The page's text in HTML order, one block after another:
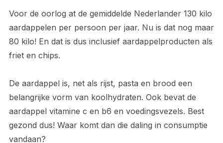
Voor de oorlog at de gemiddelde Nederlander 130 kilo
aardappelen per persoon per jaar. Nu is dat nog maar
80 kilo! En dat is dus inclusief aardappelproducten als
friet en chips.
De aardappel is, net als rijst, pasta en brood een
belangrijke vorm van koolhydraten. Ook bevat de
aardappel vitamine c en b6 en voedingsvezels. Best
gezond dus! Waar komt dan die daling in consumptie
vandaan?